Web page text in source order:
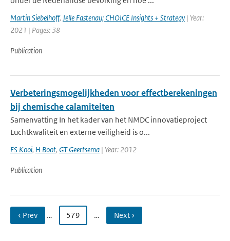
Martin Siebelhoff, Jelle Fastenau; CHOICE Insights + Strategy | Year:
2021 | Pages: 38
Publication
Verbeteringsmogelijkheden voor effectberekeningen
bij chemische calamiteiten
Samenvatting In het kader van het NMDC innovatieproject
Luchtkwaliteit en externe veiligheid is o...
ES Kooi, H Boot, GT Geertsema | Year: 2012
Publication
‹ Prev … 579 … Next ›